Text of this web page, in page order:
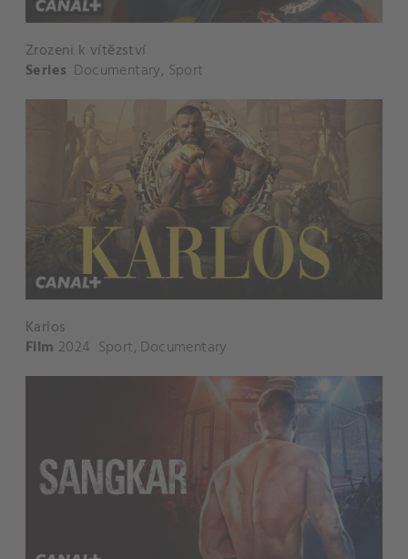
Zrozeni k vítězství
Series Documentary, Sport
Karlos
Film 2024 Sport, Documentary